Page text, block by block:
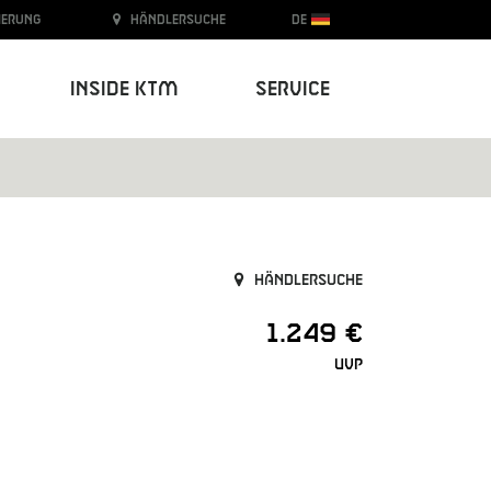
Inside KTM Service
Händlersuche DE
Händlersuche
1.249 €
UVP